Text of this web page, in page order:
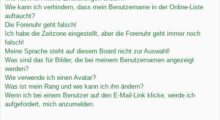
Wie kann ich verhindern, dass mein Benutzername in der Online-Liste
auftaucht?
Die Forenuhr geht falsch!
Ich habe die Zeitzone eingestellt, aber die Forenuhr geht immer noch
falsch!
Meine Sprache steht auf diesem Board nicht zur Auswahl!
Was sind das für Bilder, die bei meinem Benutzernamen angezeigt
werden?
Wie verwende ich einen Avatar?
Was ist mein Rang und wie kann ich ihn ändern?
Wenn ich bei einem Benutzer auf den E-Mail-Link klicke, werde ich
aufgefordert, mich anzumelden.